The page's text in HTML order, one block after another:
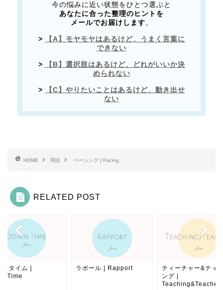
今の悩みに近い状態をひとつ選ぶと
あなたに合った整理のヒントを
メールでお届けします 。
>
【A】モヤモヤはあるけど、うまく言葉に
できない
>
【B】選択肢はあるけど、どれがいいか決
められない
>
【C】やりたいことはあるけど、動き出せ
ない
HOME 用語 ペーシング | Pacing
RELATED POST
ンタイム |
ラポール | Rapport
ティーチャー&ティ
ング |
Teaching&Teacher